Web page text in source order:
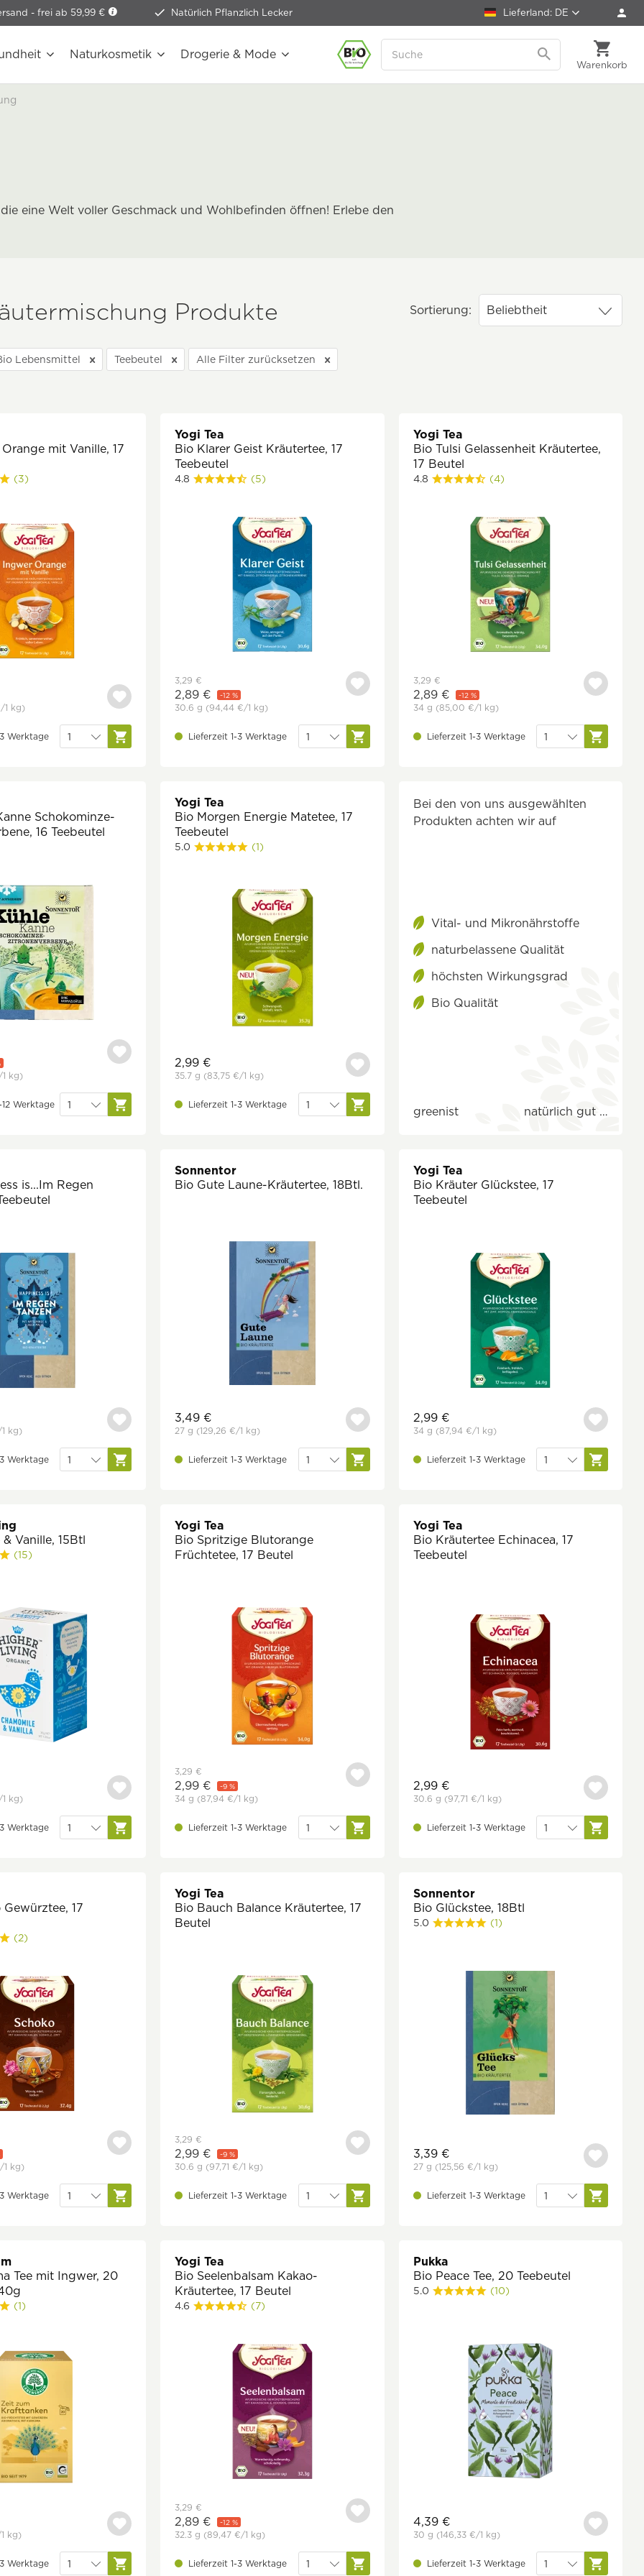
- frei ab 59,99 € Natürlich Pflanzlich Lecker Lieferland: DE
Warenkorb
Naturkosmetik Drogerie & Mode
eine Welt voller Geschmack und Wohlbefinden öffnen! Erlebe den
Produkte Sortierung:
Lebensmittel Teebeutel Alle Filter zurücksetzen
mit Vanille, 17
(3)
/1 kg)
Werktage
Yogi Tea
Bio Klarer Geist Kräutertee, 17
Teebeutel
4.8 (5)
3,29 €
2,89 € -12 %
30.6 g (94,44 €/1 kg)
Lieferzeit 1-3 Werktage
Yogi Tea
Bio Tulsi Gelassenheit Kräutertee,
17 Beutel
4.8 (4)
3,29 €
2,89 € -12 %
34 g (85,00 €/1 kg)
Lieferzeit 1-3 Werktage
Schokominze-
16 Teebeutel
kg)
Werktage
Yogi Tea
Bio Morgen Energie Matetee, 17
Teebeutel
5.0 (1)
2,99 €
35.7 g (83,75 €/1 kg)
Lieferzeit 1-3 Werktage
Bei den von uns ausgewählten
Produkten achten wir auf
Vital- und Mikronährstoffe
naturbelassene Qualität
höchsten Wirkungsgrad
Bio Qualität
greenist natürlich gut …
is...Im Regen
kg)
Werktage
Sonnentor
Bio Gute Laune-Kräutertee, 18Btl.
3,49 €
27 g (129,26 €/1 kg)
Lieferzeit 1-3 Werktage
Yogi Tea
Bio Kräuter Glückstee, 17
Teebeutel
2,99 €
34 g (87,94 €/1 kg)
Lieferzeit 1-3 Werktage
Vanille, 15Btl
(15)
kg)
Werktage
Yogi Tea
Bio Spritzige Blutorange
Früchtetee, 17 Beutel
3,29 €
2,99 € -9 %
34 g (87,94 €/1 kg)
Lieferzeit 1-3 Werktage
Yogi Tea
Bio Kräutertee Echinacea, 17
Teebeutel
2,99 €
30.6 g (97,71 €/1 kg)
Lieferzeit 1-3 Werktage
17
(2)
/1 kg)
Werktage
Yogi Tea
Bio Bauch Balance Kräutertee, 17
Beutel
3,29 €
2,99 € -9 %
30.6 g (97,71 €/1 kg)
Lieferzeit 1-3 Werktage
Sonnentor
Bio Glückstee, 18Btl
5.0 (1)
3,39 €
27 g (125,56 €/1 kg)
Lieferzeit 1-3 Werktage
Tee mit Ingwer, 20
(1)
kg)
Werktage
Yogi Tea
Bio Seelenbalsam Kakao-
Kräutertee, 17 Beutel
4.6 (7)
3,29 €
2,89 € -12 %
32.3 g (89,47 €/1 kg)
Lieferzeit 1-3 Werktage
Pukka
Bio Peace Tee, 20 Teebeutel
5.0 (10)
4,39 €
30 g (146,33 €/1 kg)
Lieferzeit 1-3 Werktage